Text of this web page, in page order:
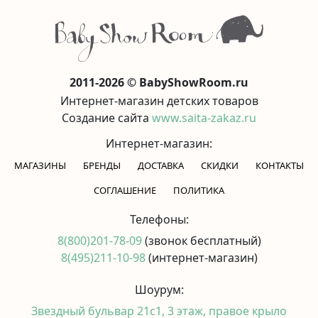
2011-2026 © BabyShowRoom.ru
Интернет-магазин детских товаров
Создание сайта www.saita-zakaz.ru
Интернет-магазин:
МАГАЗИНЫ БРЕНДЫ ДОСТАВКА СКИДКИ
КОНТАКТЫ
CОГЛАШЕНИЕ
ПОЛИТИКА
Телефоны:
8(800)201-78-09(звонок бесплатный)
8(495)211-10-98(интернет-магазин)
Шоурум:
Звездный бульвар 21с1, 3 этаж, правое крыло